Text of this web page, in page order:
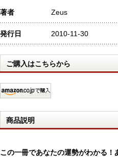
著者 Zeus
発行日 2010-11-30
ご購入はこちらから
商品説明
この一冊であなたの運勢がわかる！